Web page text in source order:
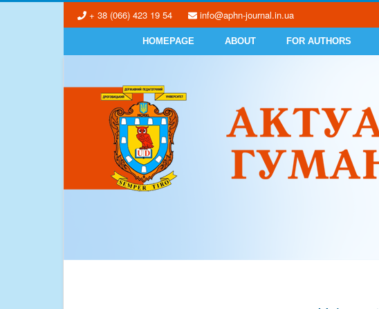
+ 38 (066) 423 19 54 info@aphn-journal.in.ua
HOMEPAGE ABOUT FOR AUTHORS